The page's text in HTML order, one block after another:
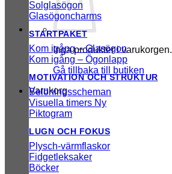
Inga produkter i varukorgen.
Gå tillbaka till butiken
Varukorg
Solglasögon
Glasögoncharms
STARTPAKET
Kom igång – Glasögon
Kom igång – Ögonlapp
MOTIVATION OCH STRUKTUR
Belöningsscheman
Visuella timers
Piktogram
LUGN OCH FOKUS
Plysch-värmflaskor
Fidgetleksaker
Böcker